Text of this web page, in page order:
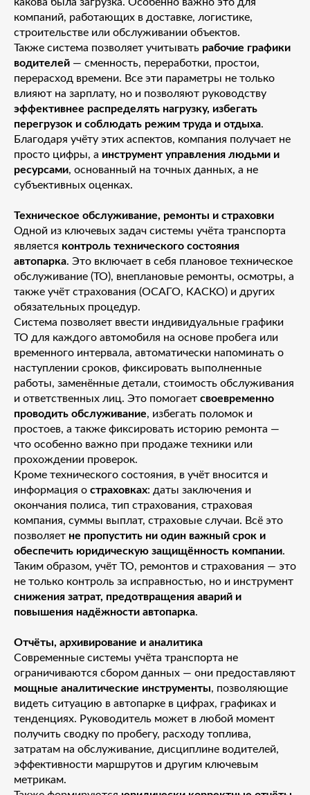
какова была загрузка. Особенно важно это для
компаний, работающих в доставке, логистике,
строительстве или обслуживании объектов.
Также система позволяет учитывать рабочие графики
водителей — сменность, переработки, простои,
перерасход времени. Все эти параметры не только
влияют на зарплату, но и позволяют руководству
эффективнее распределять нагрузку, избегать
перегрузок и соблюдать режим труда и отдыха.
Благодаря учёту этих аспектов, компания получает не
просто цифры, а инструмент управления людьми и
ресурсами, основанный на точных данных, а не
субъективных оценках.
Техническое обслуживание, ремонты и страховки
Одной из ключевых задач системы учёта транспорта
является контроль технического состояния
автопарка. Это включает в себя плановое техническое
обслуживание (ТО), внеплановые ремонты, осмотры, а
также учёт страхования (ОСАГО, КАСКО) и других
обязательных процедур.
Система позволяет ввести индивидуальные графики
ТО для каждого автомобиля на основе пробега или
временного интервала, автоматически напоминать о
наступлении сроков, фиксировать выполненные
работы, заменённые детали, стоимость обслуживания
и ответственных лиц. Это помогает своевременно
проводить обслуживание, избегать поломок и
простоев, а также фиксировать историю ремонта —
что особенно важно при продаже техники или
прохождении проверок.
Кроме технического состояния, в учёт вносится и
информация о страховках: даты заключения и
окончания полиса, тип страхования, страховая
компания, суммы выплат, страховые случаи. Всё это
позволяет не пропустить ни один важный срок и
обеспечить юридическую защищённость компании.
Таким образом, учёт ТО, ремонтов и страхования — это
не только контроль за исправностью, но и инструмент
снижения затрат, предотвращения аварий и
повышения надёжности автопарка.
Отчёты, архивирование и аналитика
Современные системы учёта транспорта не
ограничиваются сбором данных — они предоставляют
мощные аналитические инструменты, позволяющие
видеть ситуацию в автопарке в цифрах, графиках и
тенденциях. Руководитель может в любой момент
получить сводку по пробегу, расходу топлива,
затратам на обслуживание, дисциплине водителей,
эффективности маршрутов и другим ключевым
метрикам.